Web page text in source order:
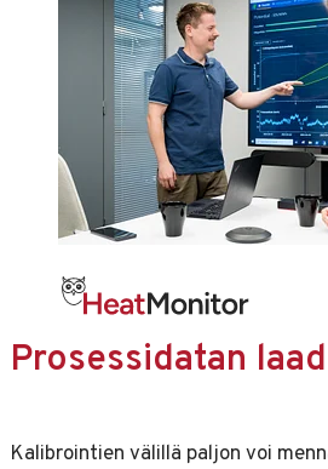
Prosessidatan
Kalibrointien välillä paljon voi